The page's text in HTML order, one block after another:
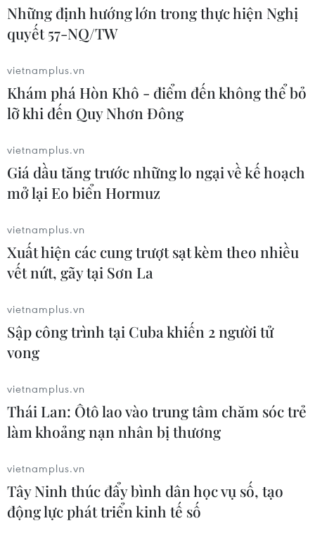
Tổng Biên tập: TRẦN TIẾN DUẨN
Phó Tổng Biên tập: NGUYỄN THỊ TÁM, KHÚC THANH
THỦY
Sở hữu trí tuệ
Quy định sử dụng
RSS
Dịch vụ tin
Quảng cáo
Liên hệ
Giấy phép số: 1374/GP-BTTTT do Bộ Thông tin và Truyền thông
cấp ngày 11/9/2008.
tamvna@gmail.com
Điện thoại: (024) 39411349 - (024) 39411348, Fax: (024)
39411348
Những định hướng lớn trong thực hiện Nghị
quyết 57-NQ/TW
vietnamplus.vn
Khám phá Hòn Khô - điểm đến không thể bỏ
lỡ khi đến Quy Nhơn Đông
vietnamplus.vn
Giá dầu tăng trước những lo ngại về kế hoạch
mở lại Eo biển Hormuz
vietnamplus.vn
Xuất hiện các cung trượt sạt kèm theo nhiều
vết nứt, gãy tại Sơn La
vietnamplus.vn
Sập công trình tại Cuba khiến 2 người tử
vong
vietnamplus.vn
Thái Lan: Ôtô lao vào trung tâm chăm sóc trẻ
làm khoảng nạn nhân bị thương
vietnamplus.vn
Tây Ninh thúc đẩy bình dân học vụ số, tạo
động lực phát triển kinh tế số